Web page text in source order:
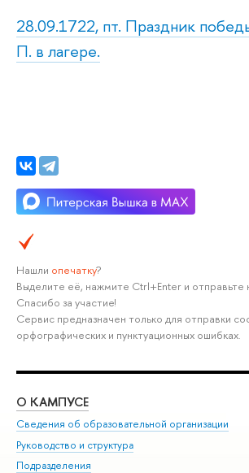
28.09.1722, пт. Праздник
П. в лагере.
Нашли опечатку?
Выделите её, нажмите Ctrl+Enter и отправьте
Спасибо за участие!
Сервис предназначен только для отправки
орфографических и пунктуационных ошибках.
О КАМПУСЕ
Сведения об образовательной организации
Руководство и структура
Подразделения